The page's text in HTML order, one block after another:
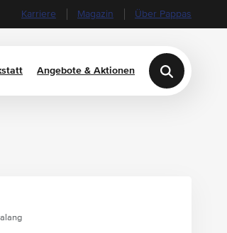
Karriere Magazin Über Pappas
Angebote & Aktionen